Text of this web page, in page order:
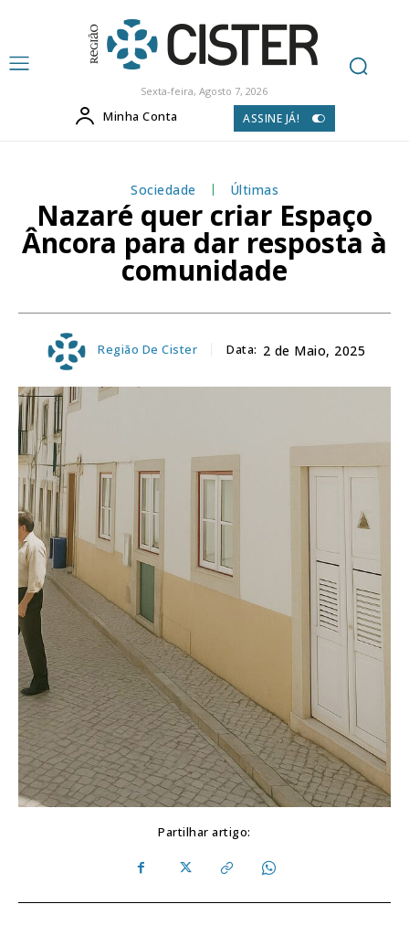
Sexta-feira, Agosto 7, 2026
Minha Conta ASSINE JÁ!
Sociedade Últimas
Nazaré quer criar Espaço
Âncora para dar resposta à
comunidade
Região De Cister Data: 2 de Maio, 2025
Partilhar artigo: